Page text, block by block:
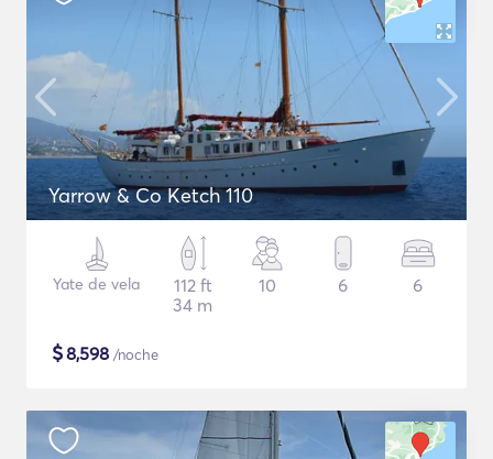
Yarrow & Co Ketch 110
Yate de vela
112 ft
34 m
10 6 6
$8,598 /noche